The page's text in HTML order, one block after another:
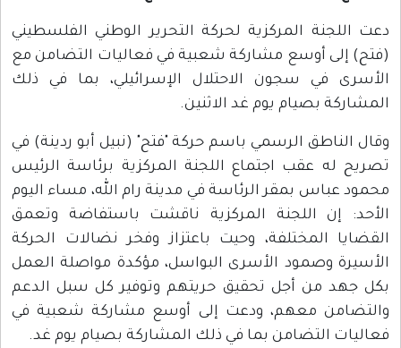
دعت اللجنة المركزية لحركة التحرير الوطني الفلسطيني
(فتح) إلى أوسع مشاركة شعبية في فعاليات التضامن مع
الأسرى في سجون الاحتلال الإسرائيلي، بما في ذلك
المشاركة بصيام يوم غد الاثنين.
وقال الناطق الرسمي باسم حركة "فتح" (نبيل أبو ردينة) في
تصريح له عقب اجتماع اللجنة المركزية برئاسة الرئيس
محمود عباس بمقر الرئاسة في مدينة رام الله، مساء اليوم
الأحد: إن اللجنة المركزية ناقشت باستفاضة وتعمق
القضايا المختلفة، وحيت باعتزاز وفخر نضالات الحركة
الأسيرة وصمود الأسرى البواسل، مؤكدة مواصلة العمل
بكل جهد من أجل تحقيق حريتهم وتوفير كل سبل الدعم
والتضامن معهم، ودعت إلى أوسع مشاركة شعبية في
فعاليات التضامن بما في ذلك المشاركة بصيام يوم غد.